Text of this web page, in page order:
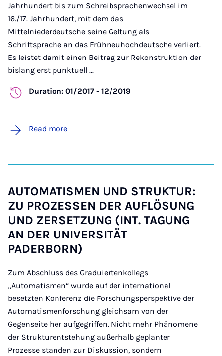
Jahrhundert bis zum Schreibsprachenwechsel im
16./17. Jahrhundert, mit dem das
Mittelniederdeutsche seine Geltung als
Schriftsprache an das Frühneuhochdeutsche verliert.
Es leistet damit einen Beitrag zur Rekonstruktion der
bislang erst punktuell ...
Duration: 01/2017 - 12/2019
Read more
AUTOMATISMEN UND STRUKTUR:
ZU PROZESSEN DER AUFLÖSUNG
UND ZERSETZUNG (INT. TAGUNG
AN DER UNIVERSITÄT
PADERBORN)
Zum Abschluss des Graduiertenkollegs
„Automatismen“ wurde auf der international
besetzten Konferenz die Forschungsperspektive der
Automatismenforschung gleichsam von der
Gegenseite her aufgegriffen. Nicht mehr Phänomene
der Strukturentstehung außerhalb geplanter
Prozesse standen zur Diskussion, sondern